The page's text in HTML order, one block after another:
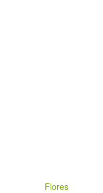
Flores